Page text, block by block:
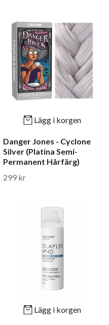
Lägg i korgen
Danger Jones - Cyclone
Silver (Platina Semi-
Permanent Hårfärg)
299 kr
Lägg i korgen